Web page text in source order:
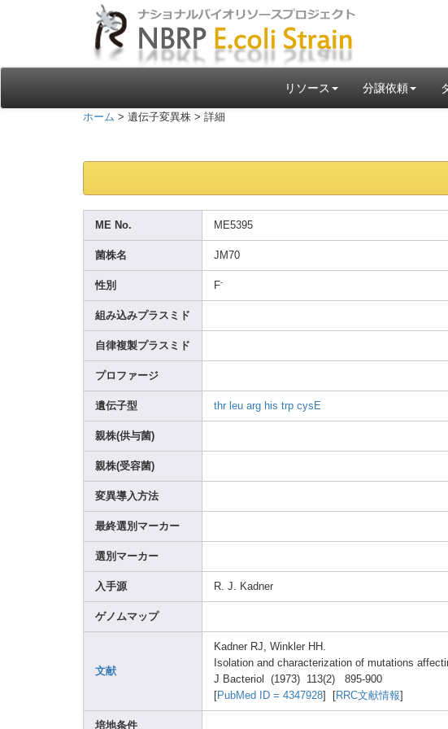
リソース 分譲依頼
ホーム > 遺伝子変異株 > 詳細
ME No. ME5395
菌株名 JM70
性別 F-
組み込みプラスミド
自律複製プラスミド
プロファージ
遺伝子型 thr leu arg his trp cysE
親株(供与菌)
親株(受容菌)
変異導入方法
最終選別マーカー
選別マーカー
入手源 R. J. Kadner
ゲノムマップ
文献
Kadner RJ, Winkl er HH.
Isolation and characterization of mutations affec
J Bacteriol (1973) 113(2) 895-900
PubMed ID = 4347928 RRC文献情報
培地条件